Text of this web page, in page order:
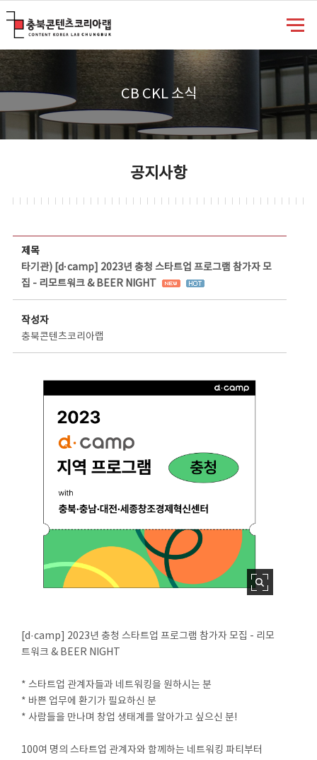
CB CKL 소식
공지사항
제목
타기관) [d·camp] 2023년 충청 스타트업 프로그램 참가자 모
집 - 리모트워크 & BEER NIGHT
작성자
충북콘텐츠코리아랩
[d·camp] 2023년 충청 스타트업 프로그램 참가자 모집 - 리모
트워크 & BEER NIGHT
* 스타트업 관계자들과 네트워킹을 원하시는 분
* 바쁜 업무에 환기가 필요하신 분
* 사람들을 만나며 창업 생태계를 알아가고 싶으신 분!
100여 명의 스타트업 관계자와 함께하는 네트워킹 파티부터